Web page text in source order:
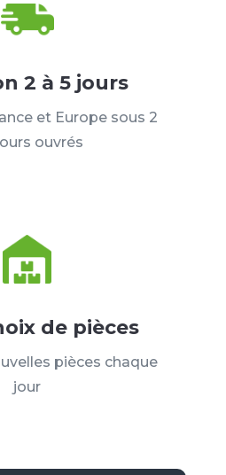
2 à 5 jours
et Europe sous 2
ouvrés
de pièces
pièces chaque
jour